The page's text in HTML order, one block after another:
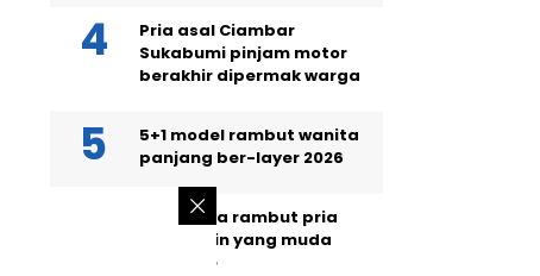
Pria asal Ciambar
Sukabumi pinjam motor
berakhir dipermak warga
5+1 model rambut wanita
panjang ber-layer 2026
Ini 10 gaya rambut pria
2026, bikin yang muda
jadi kece